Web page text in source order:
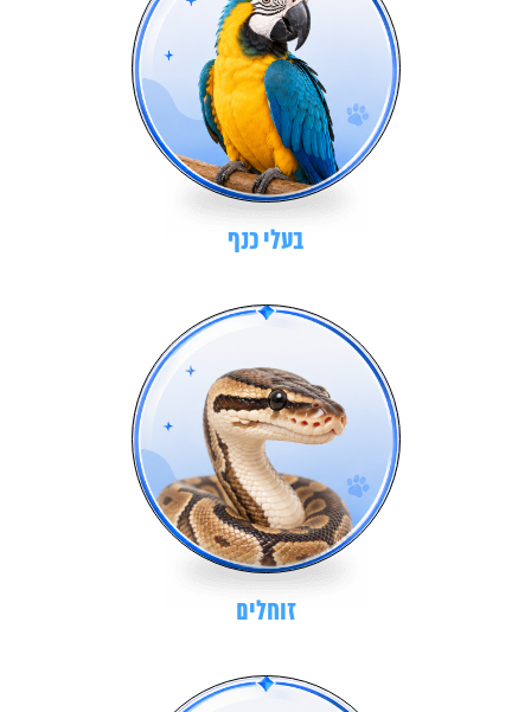
בעלי כנף
זוחלים